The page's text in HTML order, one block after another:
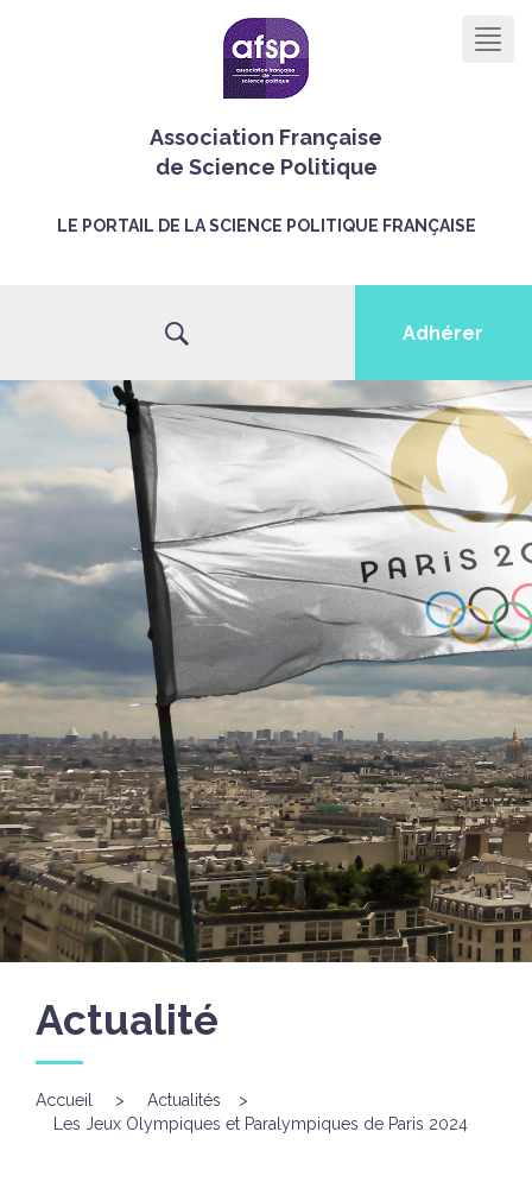
Association Française
de Science Politique
LE PORTAIL DE LA SCIENCE POLITIQUE FRANÇAISE
Adhérer
Actualité
Accueil > Actualités
>
Les Jeux Olympiques et Paralympiques de Paris 2024